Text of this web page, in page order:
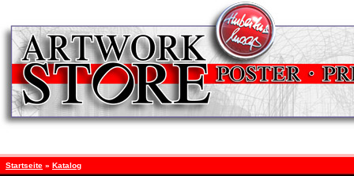
Startseite » Katalog